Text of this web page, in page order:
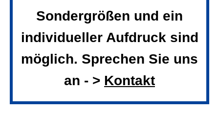
Sondergrößen und ein
individueller Aufdruck sind
möglich. Sprechen Sie uns
an - > Kontakt